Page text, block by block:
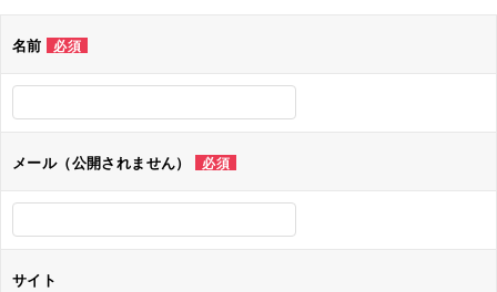
シ
名前 必須
メール（公開されません） 必須
サイト